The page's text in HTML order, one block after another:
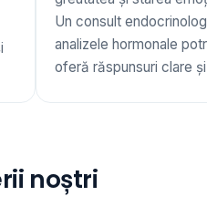
Un consult
analizele hormonale
oferă răspunsuri clare
noștri